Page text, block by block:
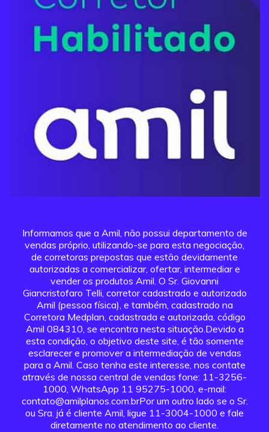
Informamos que a Amil, não possui departamento de
vendas próprio, utilizando-se para esta negociação,
de corretoras prepostas que estão devidamente
autorizadas a comercializar, ofertar, intermediar e
vender os produtos Amil. O Sr. Giovanni
Giancristofaro Telli, corretor cadastrado e autorizado
Amil (pessoa física), e também, cadastrado na
Corretora Medplan, cadastrada e autorizada, código
Amil 084310, se encontra nesta situação.Devido a
esta condição, o objetivo deste site, é tão somente
esclarecer e promover a intermediação de vendas
para a Amil. Caso tenha este interesse, nos contate
através de nossa central de vendas fone: 11-3256-
1000, WhatsApp 11 95275-1000, e-mail:
contato@amilplanos.com.brPor um outro lado se o Sr.
ou Sra. já é cliente Amil, ligue 11-3004-1000 e fale
diretamente no atendimento ao cliente.